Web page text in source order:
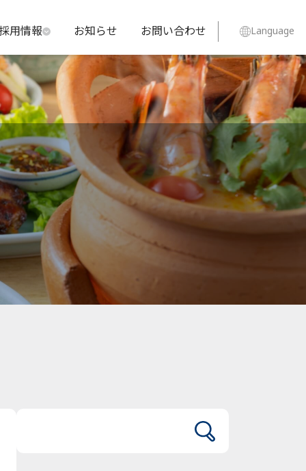
用情報 お知らせ お問い合わせ Language